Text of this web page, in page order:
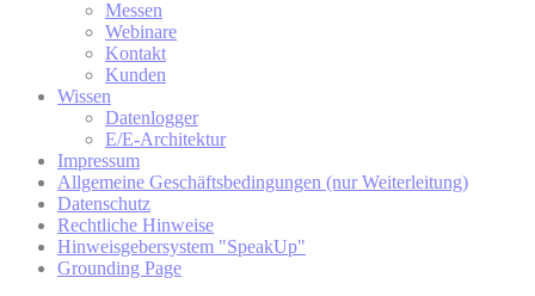
Messen
Webinare
Kontakt
Kunden
Wissen
Datenlogger
E/E-Architektur
Impressum
Allgemeine Geschäftsbedingungen (nur Weiterleitung)
Datenschutz
Rechtliche Hinweise
Hinweisgebersystem "SpeakUp"
Grounding Page